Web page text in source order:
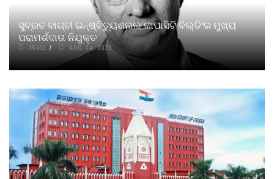
ସୁବ୍ରତ ବାଗ୍‌ଚୀ ଇନ୍‌ଷ୍ଟିଚ୍ୟୁଶନାଲ କାପାସିଟି ବିଲ୍‌ଡିଂର ମୁଖ୍ୟ
ପରାମର୍ଶଦାତା ନିଯୁକ୍ତ
15411 AUG 04, 2023